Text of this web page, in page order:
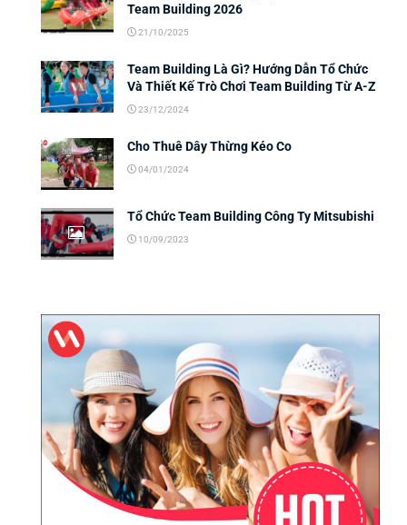
Team Building 2026
21/10/2025
Team Building Là Gì? Hướng Dẫn Tổ Chức
Và Thiết Kế Trò Chơi Team Building Từ A-Z
23/12/2024
Cho Thuê Dây Thừng Kéo Co
04/01/2024
Tổ Chức Team Building Công Ty Mitsubishi
10/09/2023